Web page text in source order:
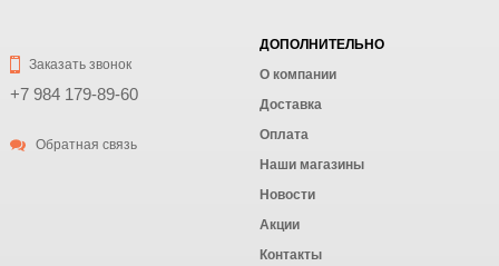
Заказать звонок
+7 984 179-89-60
Обратная связь
ДОПОЛНИТЕЛЬНО
О компании
Доставка
Оплата
Наши магазины
Новости
Акции
Контакты